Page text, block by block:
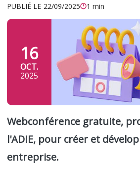
PUBLIÉ LE 22/09/2025 1 min
16
OCT.
2025
Webconférence gratuite,
l'ADIE, pour créer et
entreprise.